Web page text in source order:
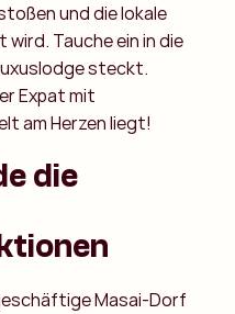
und die lokale
Tauche ein in die
steckt.
Expat mit
am Herzen liegt!
die
Masai-Dorf